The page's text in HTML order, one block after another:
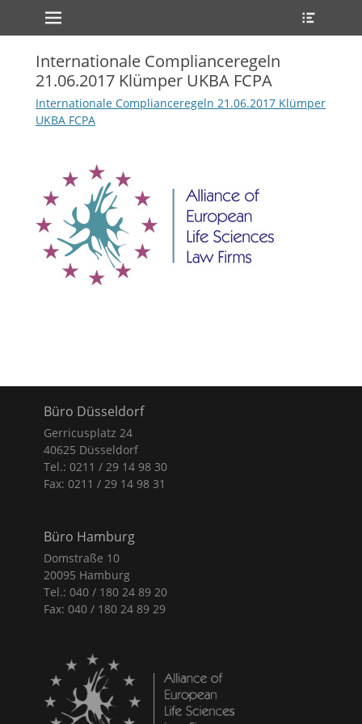
Erstes Menü
Zum
Inhalt:
Internationale Complianceregeln
21.06.2017 Klümper UKBA FCPA
Internationale Complianceregeln 21.06.2017 Klümper
UKBA FCPA
Büro Düsseldorf
Gerricusplatz 24
40625 Düsseldorf
Tel.: 0211 / 29 14 98 30
Fax: 0211 / 29 14 98 31
Büro Hamburg
Domstraße 10
20095 Hamburg
Tel.: 040 / 180 24 89 20
Fax: 040 / 180 24 89 29